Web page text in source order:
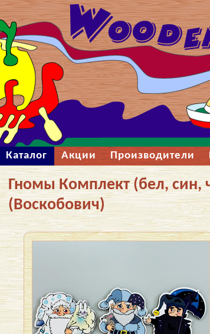
Каталог Акции Производители
Гномы Комплект (бел, син,
(Воскобович)